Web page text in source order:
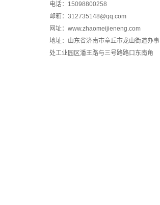
电话：15098800258
邮箱：312735148@qq.com
网址：www.zhaomeijieneng.com
地址：山东省济南市章丘市龙山街道办事
处工业园区潘王路与三号路路口东南角